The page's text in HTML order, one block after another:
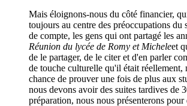
Mais éloignons-nous du côté financier,
toujours au centre des préoccupations du
de compte, les gens qui ont partagé les
Réunion du lycée de Romy et Micheleet
de le partager, de le citer et d'en parler
de touche culturelle qu'il était réellement,
chance de prouver une fois de plus aux
nous devons avoir des suites tardives de
préparation, nous nous présenterons pour